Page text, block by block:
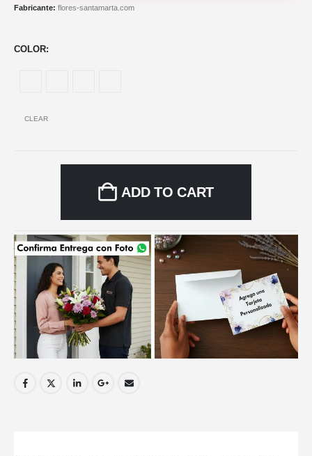
Fabricante: flores-santamarta.com
COLOR
CLEAR
ADD TO CART